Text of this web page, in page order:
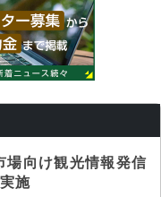
場向け観光情報発信
施